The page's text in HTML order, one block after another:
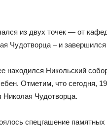
из двух точек — от
Чудотворца – и
находился Никольский
Отметим, что сегодня,
Николая Чудотворца.
спецгашение